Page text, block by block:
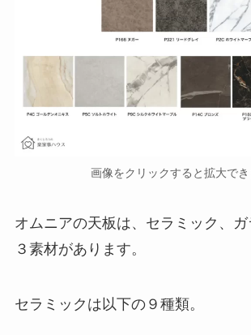
画像をクリックすると拡大で
オムニアの天板は、セラミック、
３素材があります。
セラミックは以下の９種類。